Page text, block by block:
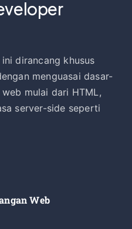
dirancang khusus
menguasai dasar-
mulai dari HTML,
server-side seperti
Web